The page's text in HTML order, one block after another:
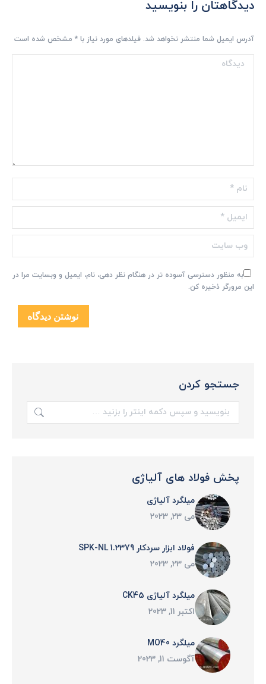
دیدگاهتان را بنویسید
آدرس ایمیل شما منتشر نخواهد شد. فیلدهای مورد نیاز با * مشخص شده است
دیدگاه
نام *
ایمیل *
وب سایت
به منظور دسترسی آسوده تر در هنگام نظر دهی، نام، ایمیل و وبسایت مرا در
این مرورگر ذخیره کن.
نوشتن دیدگاه
جستجو کردن
جستجو:
پخش فولاد های آلیاژی
میلگرد آلیاژی
می 23, 2023
فولاد ابزار سردکار 1.2379 SPK-NL
می 23, 2023
میلگرد آلیاژی CK45
اکتبر 11, 2023
میلگرد MO40
آگوست 11, 2023